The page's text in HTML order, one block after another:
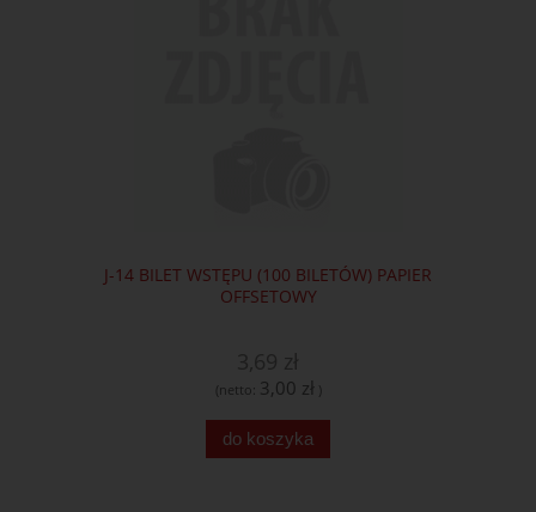
J-14 BILET WSTĘPU (100 BILETÓW) PAPIER
OFFSETOWY
(netto: 3,00 zł )
do koszyka